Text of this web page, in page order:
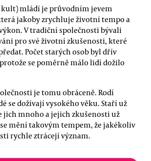
mládí je průvodním jevem
jakoby zrychluje životní tempo a
V tradiční společnosti bývali
pro své životní zkušenosti, které
Počet starých osob byl dřív
se poměrně málo lidí dožilo
je tomu obráceně. Rodí
se dožívají vysokého věku. Staří už
jich mnoho a jejich zkušenosti už
mění takovým tempem, že jakékoliv
rychle ztrácejí význam.